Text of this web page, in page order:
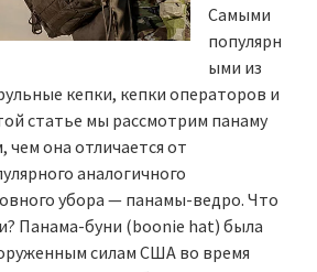
Самыми
популярн
ыми из
кепки, кепки операторов и
статье мы рассмотрим панаму
чем она отличается от
аналогичного
убора — панамы-ведро. Что
Панама-буни (boonie hat) была
силам США во время